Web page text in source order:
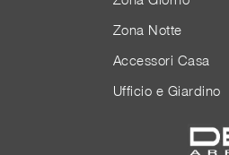
Zona Notte
Accessori Casa
Ufficio e Giardino